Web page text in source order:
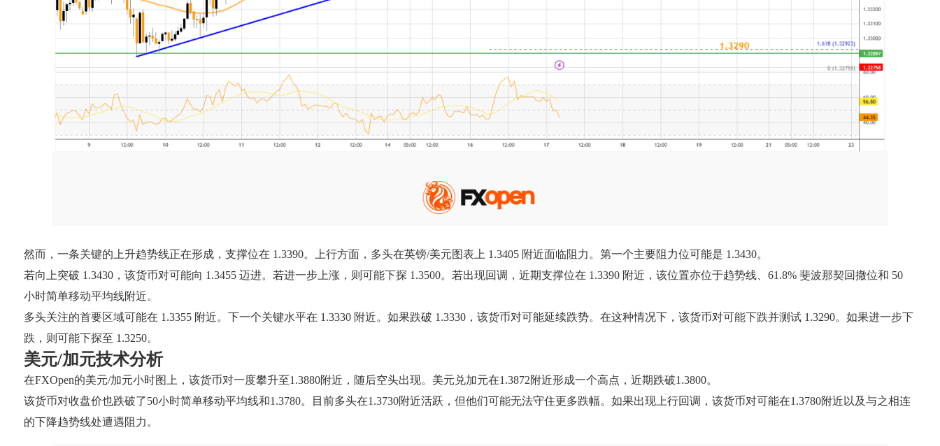
然而，一条关键的上升趋势线正在形成，支撑位在 1.3390。上行方面，多头在英镑/美元图表上 1.3405 附近面临阻力。第一个主要阻力位可能是 1.3430。
若向上突破 1.3430，该货币对可能向 1.3455 迈进。若进一步上涨，则可能下探 1.3500。若出现回调，近期支撑位在 1.3390 附近，该位置亦位于趋势线、61.8% 斐波那契回撤位和 50
小时简单移动平均线附近。
多头关注的首要区域可能在 1.3355 附近。下一个关键水平在 1.3330 附近。如果跌破 1.3330，该货币对可能延续跌势。在这种情况下，该货币对可能下跌并测试 1.3290。如果进一步下
跌，则可能下探至 1.3250。
美元/加元技术分析
在FXOpen的美元/加元小时图上，该货币对一度攀升至1.3880附近，随后空头出现。美元兑加元在1.3872附近形成一个高点，近期跌破1.3800。
该货币对收盘价也跌破了50小时简单移动平均线和1.3780。目前多头在1.3730附近活跃，但他们可能无法守住更多跌幅。如果出现上行回调，该货币对可能在1.3780附近以及与之相连
的下降趋势线处遭遇阻力。